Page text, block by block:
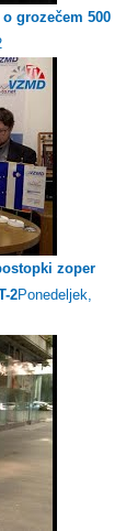
grozečem 500
zoper
2Ponedeljek,